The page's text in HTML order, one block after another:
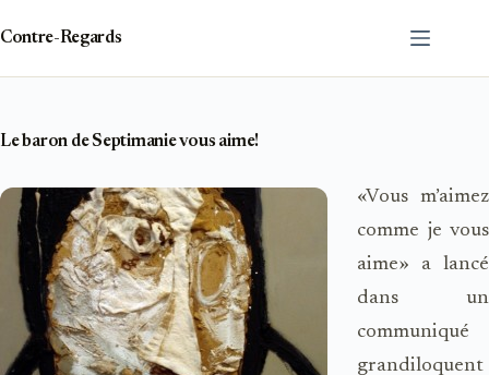
contenu
Contre-Regards
Le baron de Septimanie vous aime!
«Vous m’aimez
comme je vous
aime» a lancé
dans un
communiqué
grandiloquent